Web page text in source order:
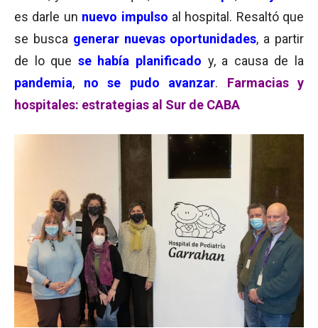
es darle un nuevo impulso al hospital. Resaltó que
se busca generar nuevas oportunidades, a partir
de lo que se había planificado y, a causa de la
pandemia, no se pudo avanzar. Farmacias y
hospitales: estrategias al Sur de CABA